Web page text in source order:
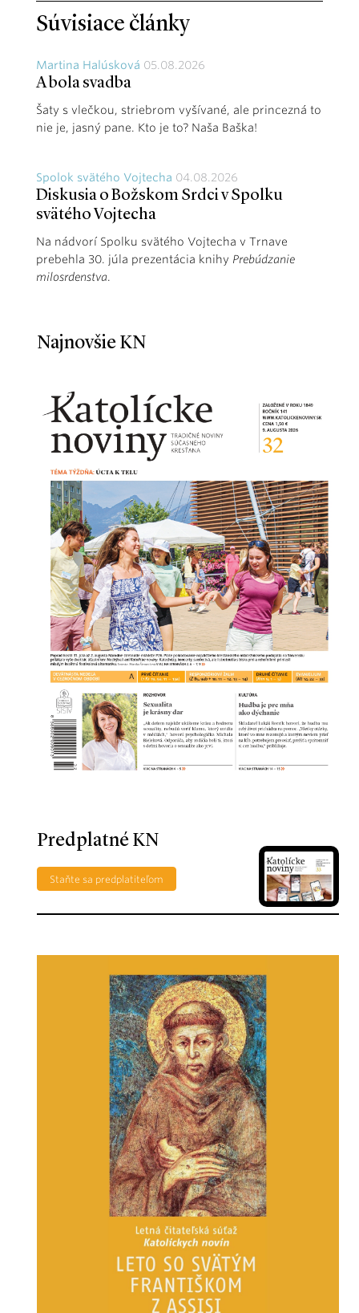
Súvisiace články
Martina Halúsková 05.08.2026
A bola svadba
Šaty s vlečkou, striebrom vyšívané, ale princezná to
nie je, jasný pane. Kto je to? Naša Baška!
Spolok svätého Vojtecha 04.08.2026
Diskusia o Božskom Srdci v Spolku
svätého Vojtecha
Na nádvorí Spolku svätého Vojtecha v Trnave
prebehla 30. júla prezentácia knihy Prebúdzanie
milosrdenstva.
Najnovšie KN
Predplatné KN
Staňte sa predplatiteľom